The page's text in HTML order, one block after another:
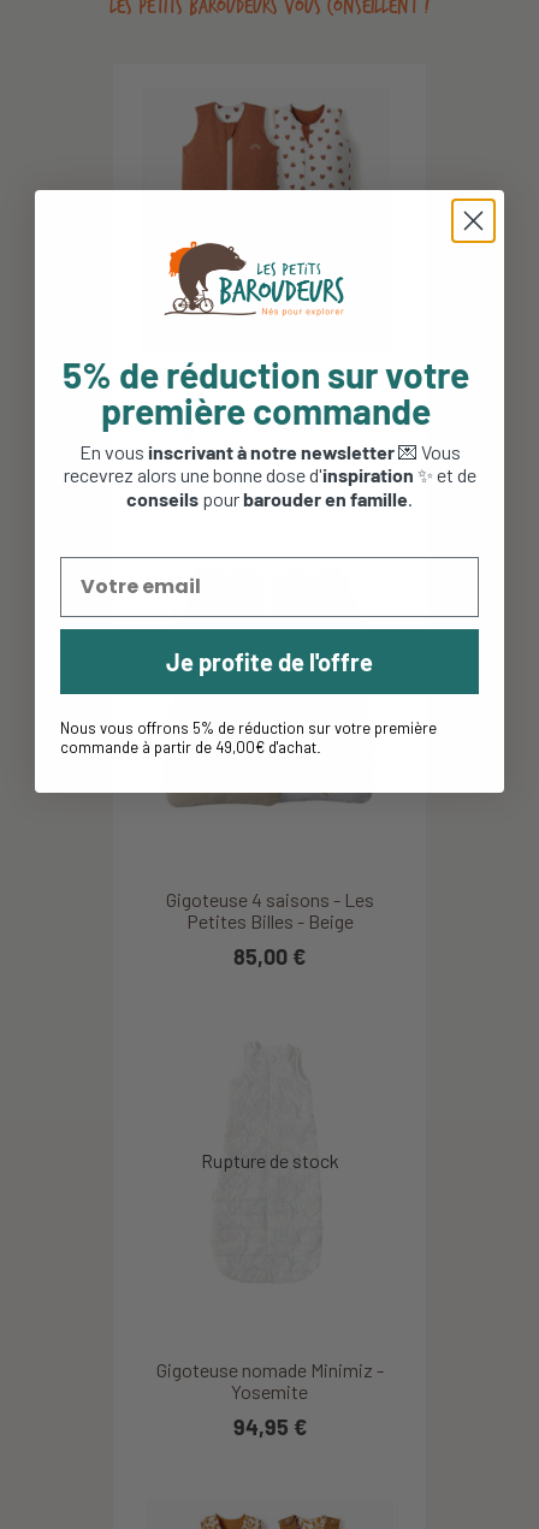
LES PETITS BAROUDEURS VOUS CONSEILLENT !
Gigoteuse 4 saisons - Les
Petites Billes -...
85,00 €
Gigoteuse 4 saisons - Les
Petites Billes - Beige
85,00 €
Gigoteuse nomade Minimiz -
Yosemite
94,95 €
5% de réduction sur votre
première commande
En vous inscrivant à notre newsletter💌 Vous
recevrez alors une bonne dose d'inspiration ✨ et de
conseils pourbarouder en famille
Je profite de l'offre
Nous vous offrons 5% de réduction sur votre première
commande à partir de 49,00€ d'achat